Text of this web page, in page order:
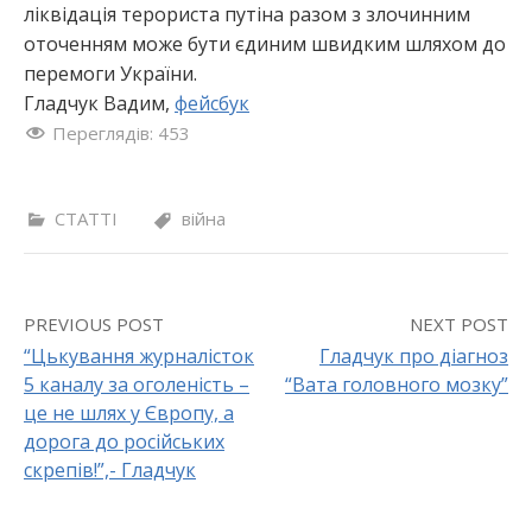
ліквідація терориста путіна разом з злочинним
оточенням може бути єдиним швидким шляхом до
перемоги України.
Гладчук Вадим, фейсбук
Переглядів: 453
СТАТТІ війна
P
o
PREVIOUS POST
“Цькування журналісток
5 каналу за оголеність –
це не шлях у Європу, а
дорога до російських
скрепів!”,- Гладчук
NEXT POST
Гладчук про діагноз
“Вата головного мозку”